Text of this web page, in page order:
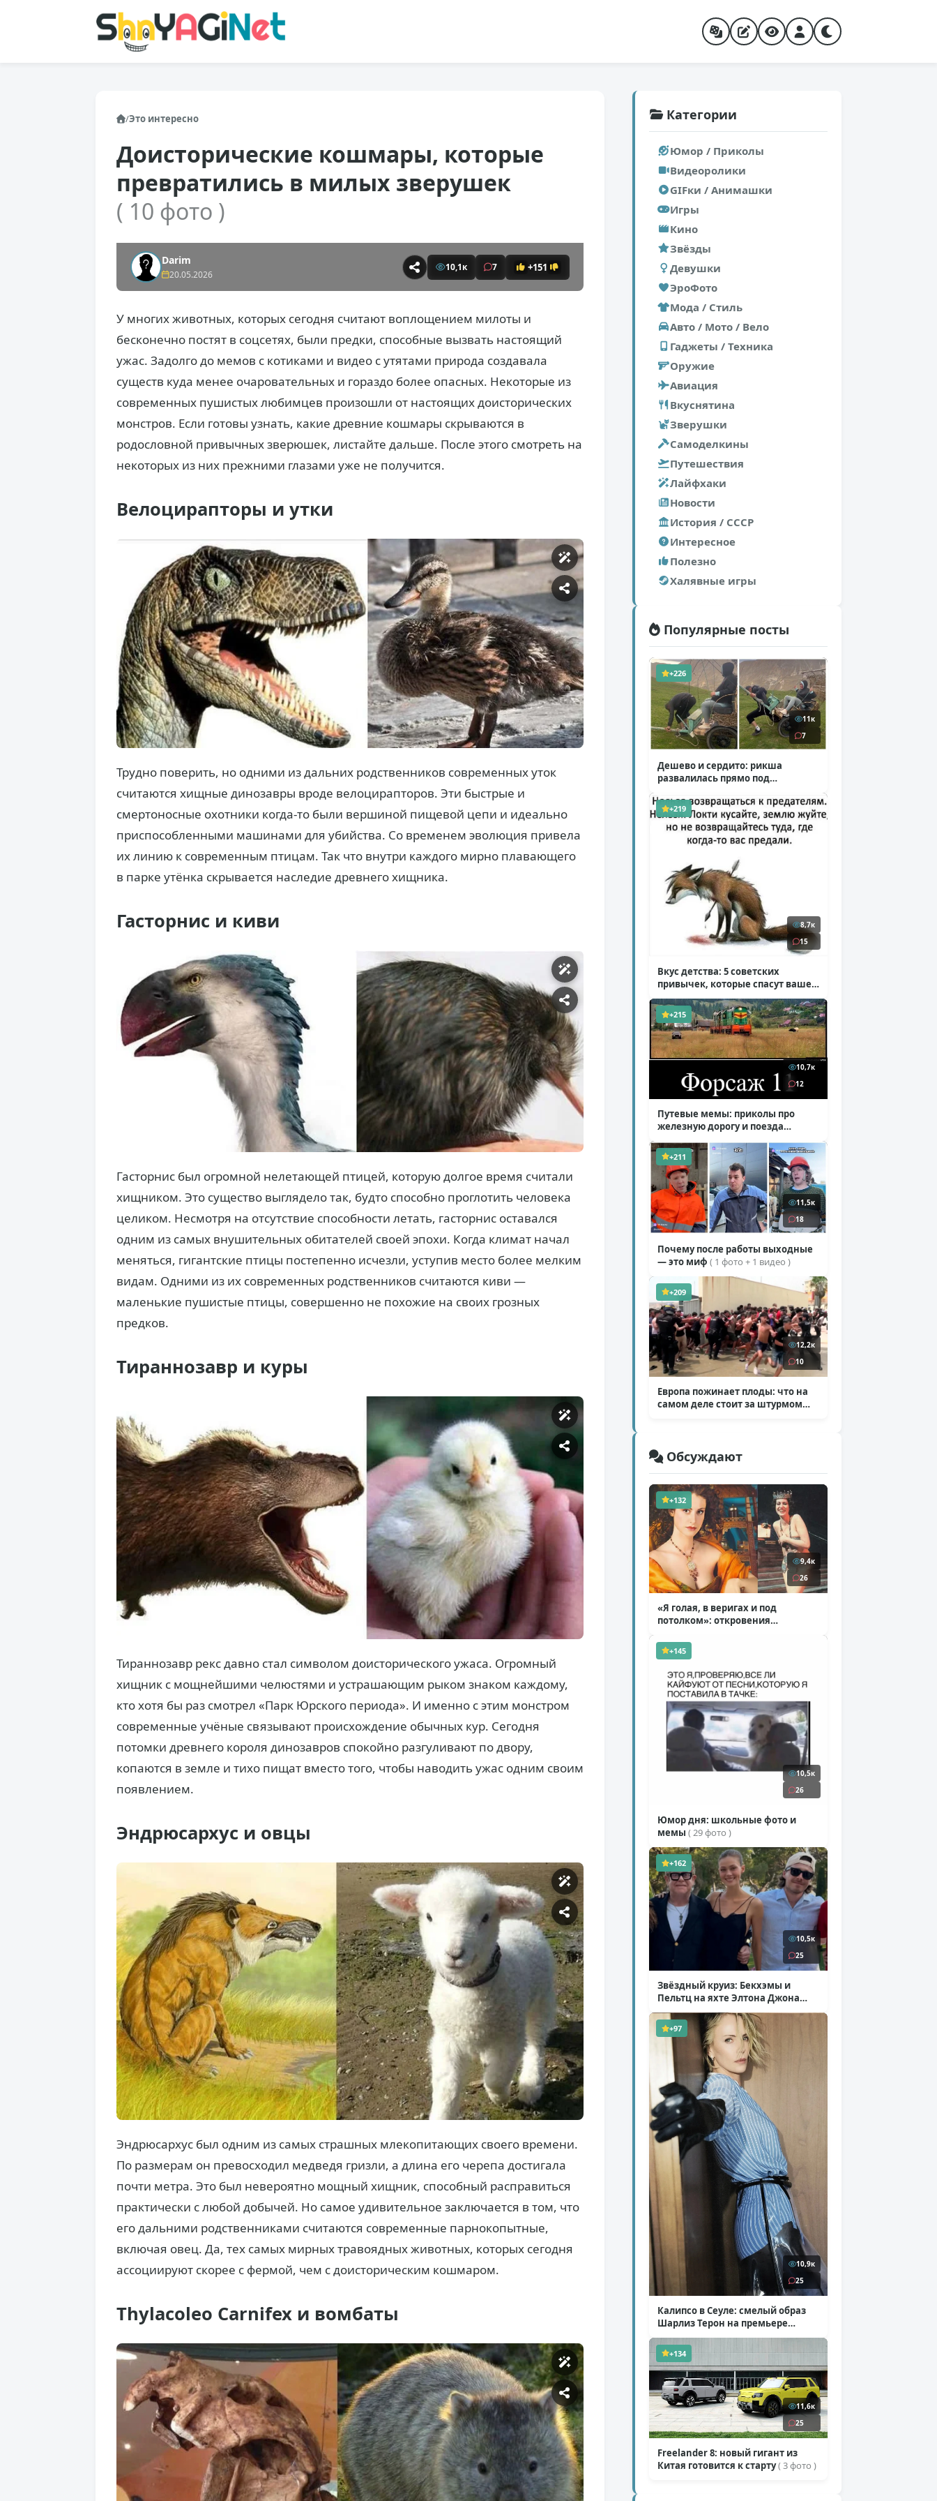
/Это интересно
Доисторические кошмары, которые
превратились в милых зверушек
( 10 фото )
Darim
20.05.2026
10,1к 7 +151
У многих животных, которых сегодня считают воплощением милоты и
бесконечно постят в соцсетях, были предки, способные вызвать настоящий
ужас. Задолго до мемов с котиками и видео с утятами природа создавала
существ куда менее очаровательных и гораздо более опасных. Некоторые из
современных пушистых любимцев произошли от настоящих доисторических
монстров. Если готовы узнать, какие древние кошмары скрываются в
родословной привычных зверюшек, листайте дальше. После этого смотреть на
некоторых из них прежними глазами уже не получится.
Велоцирапторы и утки
Трудно поверить, но одними из дальних родственников современных уток
считаются хищные динозавры вроде велоцирапторов. Эти быстрые и
смертоносные охотники когда-то были вершиной пищевой цепи и идеально
приспособленными машинами для убийства. Со временем эволюция привела
их линию к современным птицам. Так что внутри каждого мирно плавающего
в парке утёнка скрывается наследие древнего хищника.
Гасторнис и киви
Гасторнис был огромной нелетающей птицей, которую долгое время считали
хищником. Это существо выглядело так, будто способно проглотить человека
целиком. Несмотря на отсутствие способности летать, гасторнис оставался
одним из самых внушительных обитателей своей эпохи. Когда климат начал
меняться, гигантские птицы постепенно исчезли, уступив место более мелким
видам. Одними из их современных родственников считаются киви —
маленькие пушистые птицы, совершенно не похожие на своих грозных
предков.
Тираннозавр и куры
Тираннозавр рекс давно стал символом доисторического ужаса. Огромный
хищник с мощнейшими челюстями и устрашающим рыком знаком каждому,
кто хотя бы раз смотрел «Парк Юрского периода». И именно с этим монстром
современные учёные связывают происхождение обычных кур. Сегодня
потомки древнего короля динозавров спокойно разгуливают по двору,
копаются в земле и тихо пищат вместо того, чтобы наводить ужас одним своим
появлением.
Эндрюсархус и овцы
Эндрюсархус был одним из самых страшных млекопитающих своего времени.
По размерам он превосходил медведя гризли, а длина его черепа достигала
почти метра. Это был невероятно мощный хищник, способный расправиться
практически с любой добычей. Но самое удивительное заключается в том, что
его дальними родственниками считаются современные парнокопытные,
включая овец. Да, тех самых мирных травоядных животных, которых сегодня
ассоциируют скорее с фермой, чем с доисторическим кошмаром.
Thylacoleo Carnifex и вомбаты
Категории
Юмор / Приколы
Видеоролики
GIFки / Анимашки
Игры
Кино
Звёзды
Девушки
ЭроФото
Мода / Стиль
Авто / Мото / Вело
Гаджеты / Техника
Оружие
Авиация
Вкуснятина
Зверушки
Самоделкины
Путешествия
Лайфхаки
Новости
История / СССР
Интересное
Полезно
Халявные игры
Популярные посты
+226
11к
7
Дешево и сердито: рикша
развалилась прямо под
+219
8,7к
15
Вкус детства: 5 советских
привычек, которые спасут ваше
здоровье( 2 фото )
+215
10,7к
12
Путевые мемы: приколы про
железную дорогу и поезда
+211
11,5к
18
Почему после работы выходные
— это миф ( 1 фото + 1 видео )
+209
12,2к
10
Европа пожинает плоды: что на
самом деле стоит за штурмом
Обсуждают
+132
9,4к
26
«Я голая, в веригах и под
потолком»: откровения
( 11 фото )
+145
10,5к
26
Юмор дня: школьные фото и
мемы ( 29 фото )
+162
10,5к
25
Звёздный круиз: Бекхэмы и
Пельтц на яхте Элтона Джона
( 12 фото )
+97
10,9к
25
Калипсо в Сеуле: смелый образ
Шарлиз Терон на премьере
«Одиссеи»( 6 фото )
+134
11,6к
25
Freelander 8: новый гигант из
Китая готовится к старту( 3 фото )